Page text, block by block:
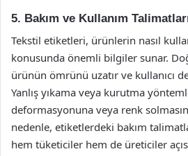
5. Bakım ve Kullanım
Tekstil etiketleri, ürünlerin nasıl
konusunda önemli bilgiler sunar.
ürünün ömrünü uzatır ve kullanıcı
Yanlış yıkama veya kurutma
deformasyonuna veya renk
nedenle, etiketlerdeki bakım
hem tüketiciler hem de üreticiler